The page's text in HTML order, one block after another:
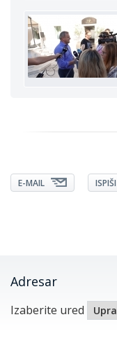
E-MAIL ISPIŠI
Adresar
Izaberite ured